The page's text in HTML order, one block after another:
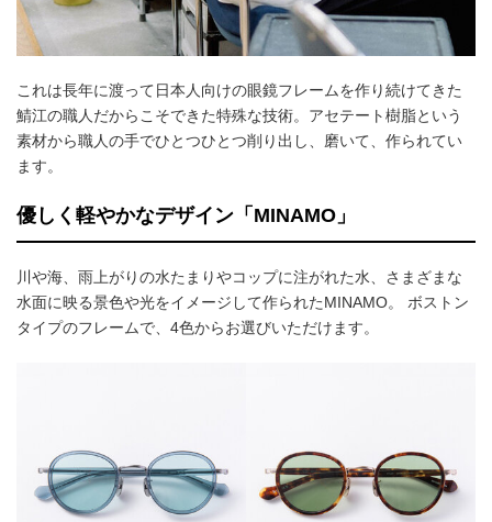
これは長年に渡って日本人向けの眼鏡フレームを作り続けてきた
鯖江の職人だからこそできた特殊な技術。アセテート樹脂という
素材から職人の手でひとつひとつ削り出し、磨いて、作られてい
ます。
優しく軽やかなデザイン「MINAMO」
川や海、雨上がりの水たまりやコップに注がれた水、さまざまな
水面に映る景色や光をイメージして作られたMINAMO。 ボストン
タイプのフレームで、4色からお選びいただけます。